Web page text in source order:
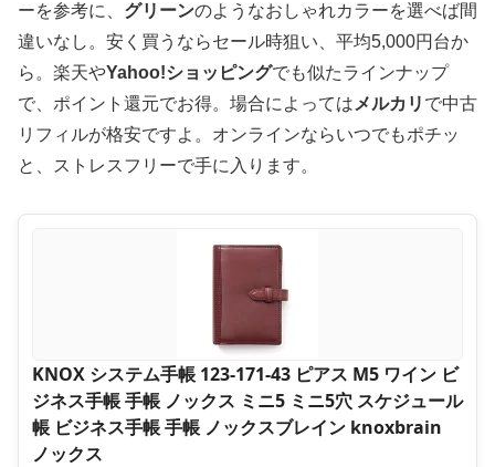
ーを参考に、 グリーンのようなおしゃれカラーを選べば間
違いなし。安く買うならセール時狙い、平均5,000円台か
ら。楽天やYahoo!ショッピングでも似たラインナップ
で、ポイント還元でお得。場合によっては メルカリ で中古
リフィルが格安ですよ。オンラインならいつでもポチッ
と、ストレスフリーで手に入ります。
KNOX システム手帳 123-171-43 ピアス M5 ワイン ビ
ジネス手帳 手帳 ノックス ミニ5 ミニ5穴 スケジュール
帳 ビジネス手帳 手帳 ノックスブレイン knoxbrain
ノックス